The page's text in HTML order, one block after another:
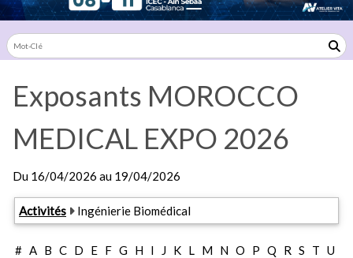
Exposants MOROCCO
MEDICAL EXPO 2026
Du 16/04/2026 au 19/04/2026
Activités Ingénierie Biomédical
# A B C D E F G H I J K L M N O P Q R S T U